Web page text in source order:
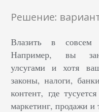
Решение:
Влазить в совсем
Например, вы
улсугами и хотя
законы, налоги,
контент, где
маркетинг, продажи и